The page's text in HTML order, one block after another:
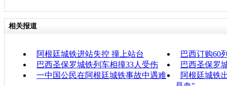
相关报道
阿根廷城铁进站失控 撞上站台
巴西订购60
巴西圣保罗城铁列车相撞33人受伤
巴西圣保罗
一中国公民在阿根廷城铁事故中遇难
阿根廷城铁